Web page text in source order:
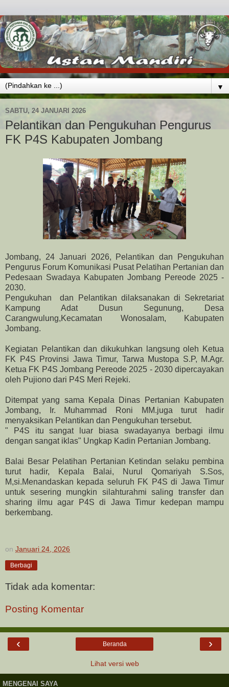
▼
SABTU, 24 JANUARI 2026
Pelantikan dan Pengukuhan Pengurus
FK P4S Kabupaten Jombang
Jombang, 24 Januari 2026, Pelantikan dan Pengukuhan
Pengurus Forum Komunikasi Pusat Pelatihan Pertanian dan
Pedesaan Swadaya Kabupaten Jombang Pereode 2025 -
2030.
Pengukuhan dan Pelantikan dilaksanakan di Sekretariat
Kampung Adat Dusun Segunung, Desa
Carangwulung,Kecamatan Wonosalam, Kabupaten
Jombang.
Kegiatan Pelantikan dan dikukuhkan langsung oleh Ketua
FK P4S Provinsi Jawa Timur, Tarwa Mustopa S.P, M.Agr.
Ketua FK P4S Jombang Pereode 2025 - 2030 dipercayakan
oleh Pujiono dari P4S Meri Rejeki.
Ditempat yang sama Kepala Dinas Pertanian Kabupaten
Jombang, Ir. Muhammad Roni MM.juga turut hadir
menyaksikan Pelantikan dan Pengukuhan tersebut.
" P4S itu sangat luar biasa swadayanya berbagi ilmu
dengan sangat iklas" Ungkap Kadin Pertanian Jombang.
Balai Besar Pelatihan Pertanian Ketindan selaku pembina
turut hadir, Kepala Balai, Nurul Qomariyah S.Sos,
M,si.Menandaskan kepada seluruh FK P4S di Jawa Timur
untuk sesering mungkin silahturahmi saling transfer dan
sharing ilmu agar P4S di Jawa Timur kedepan mampu
berkembang.
on Januari 24, 2026
Berbagi
Tidak ada komentar:
Posting Komentar
‹ ›
Beranda
Lihat versi web
MENGENAI SAYA